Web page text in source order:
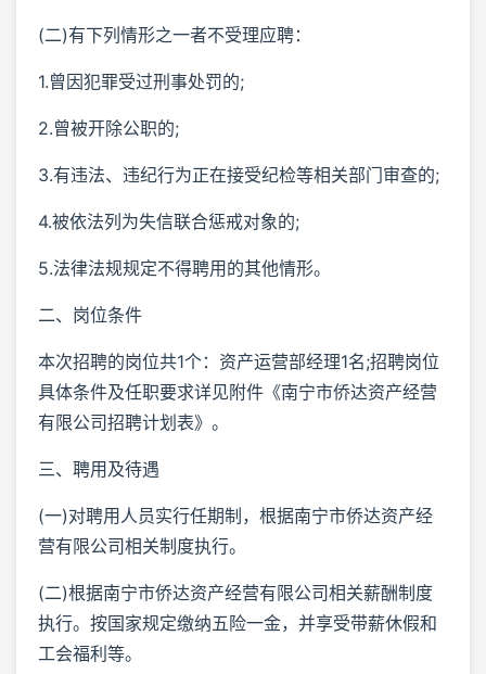
(二)有下列情形之一者不受理应聘：
1.曾因犯罪受过刑事处罚的;
2.曾被开除公职的;
3.有违法、违纪行为正在接受纪检等相关部门审查的;
4.被依法列为失信联合惩戒对象的;
5.法律法规规定不得聘用的其他情形。
二、岗位条件
本次招聘的岗位共1个：资产运营部经理1名;招聘岗位
具体条件及任职要求详见附件《南宁市侨达资产经营
有限公司招聘计划表》。
三、聘用及待遇
(一)对聘用人员实行任期制，根据南宁市侨达资产经
营有限公司相关制度执行。
(二)根据南宁市侨达资产经营有限公司相关薪酬制度
执行。按国家规定缴纳五险一金，并享受带薪休假和
工会福利等。